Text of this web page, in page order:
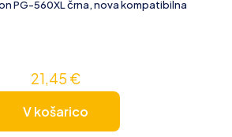
PG-560XL črna, nova kompatibilna
21,45 €
V košarico